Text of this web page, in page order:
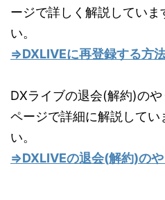
ージで詳しく解説してい
い。
⇒DXLIVEに再登録する方
DXライブの退会(解約)の
ページで詳細に解説してい
い。
⇒DXLIVEの退会(解約)の